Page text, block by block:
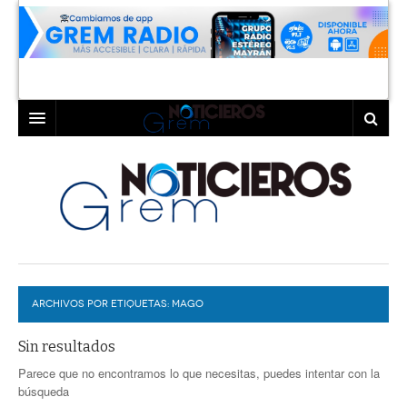
LAGUNA
TORREÓN
GÓMEZ PALACIO
LERDO
COAHUILA
DURANGO
DEPORTES
PROGRAMAS
EXA
COLABORADORES
ARCHIVOS POR ETIQUETAS: MAGO
Sin resultados
Parece que no encontramos lo que necesitas, puedes intentar con la
búsqueda